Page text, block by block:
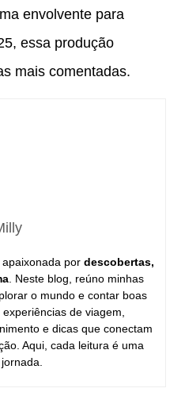
envolvente para
essa produção
mais comentadas.
por descobertas,
. Neste blog, reúno minhas
o mundo e contar boas
de viagem,
e dicas que conectam
Aqui, cada leitura é uma